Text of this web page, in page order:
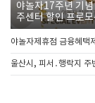
야놀자17주년 기
주센터 할인 프로
야놀자제휴점 금융혜택
울산시, 피서․행락지